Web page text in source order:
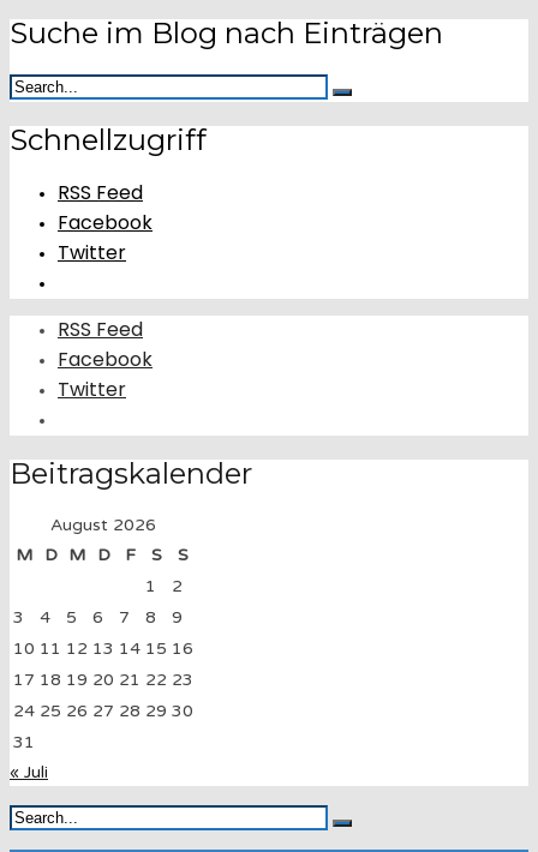
Suche im Blog nach Einträgen
Schnellzugriff
RSS Feed
Facebook
Twitter
RSS Feed
Facebook
Twitter
Beitragskalender
August 2026
M
D M D F S
S
1
2
3
4 5 6 7 8
9
10 11 12 13 14 15 16
17 18 19 20 21 22 23
24 25 26 27 28 29 30
31
« Juli